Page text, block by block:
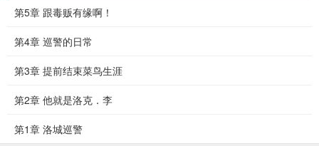
第5章 跟毒贩有缘啊！
第4章 巡警的日常
第3章 提前结束菜鸟生涯
第2章 他就是洛克．李
第1章 洛城巡警